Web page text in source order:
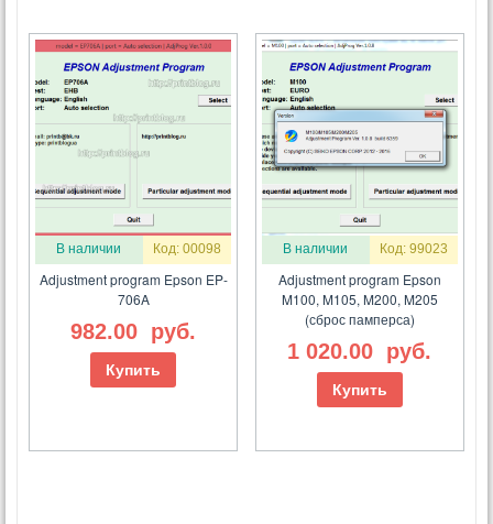
В наличии Код: 00098
Adjustment program Epson EP-
706A
982.00 руб.
Купить
В наличии Код: 99023
Adjustment program Epson
M100, M105, M200, M205
(сброс памперса)
1 020.00 руб.
Купить